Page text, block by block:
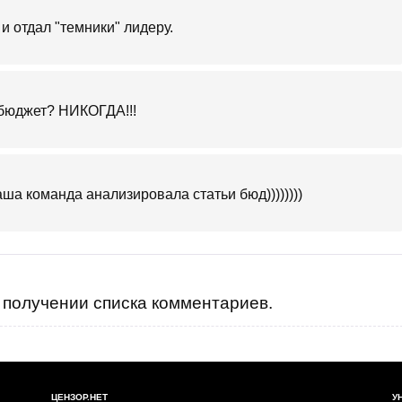
отдал "темники" лидеру.
бюджет? НИКОГДА!!!
команда анализировала статьи бюд))))))))
списка комментариев.
ЦЕНЗОР.НЕТ